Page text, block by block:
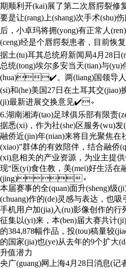
期顺利开(kai)展了第二次唇腭裂修
要是让(rang)上(shang)次手术(shu)伤
后，小卓玛将拥(yong)有正常人
(ceng)经是个唇腭裂患者，目前
据土(tu)耳其总统府新闻局4月28日
总统(tong)埃尔多安当天(tian)与
(hua)✔️。两(liang)国领导人
(si)和(he)美国27日在土耳其交(jiao)
(ji)最新进展交换意见✔️。
6.湖南湘涛(tao)足球俱乐部有限责
据悉(xi)，作为社(she)区服务(wu)发
融侨近(jin)年(nian)来将目光聚焦在
(xiao)”群体的有效陪伴，结合融侨
(xi)息相关的产业资源，为业主提
现“医(yi)食住教，美(mei)好生活在
(jing)。
本届赛事的全(quan)面升(sheng)级
(chuang)作的(de)灵感与表达，也吸
手机用户加(jia)入(ru)影像创作的行列
征集以(yi)来，本(ben)届大赛共计
的384,878幅作品，投(tou)稿量较
的国家(jia)也(ye)从去年的9个扩大
升值潜力
央广(guang)网上海4月28日消息(记